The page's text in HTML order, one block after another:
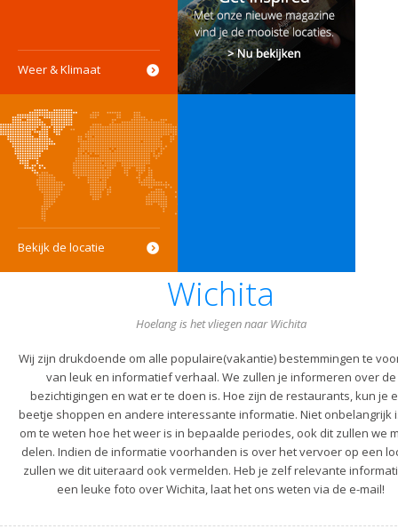
Weer & Klimaat
Bekijk de locatie
Wichita
Hoelang is het vliegen naar Wichita
Wij zijn drukdoende om alle populaire(vakantie) bestemmingen te
van leuk en informatief verhaal. We zullen je informeren over de
bezichtigingen en wat er te doen is. Hoe zijn de restaurants, kun je
beetje shoppen en andere interessante informatie. Niet onbelangrijk
om te weten hoe het weer is in bepaalde periodes, ook dit zullen we
delen. Indien de informatie voorhanden is over het vervoer op een
zullen we dit uiteraard ook vermelden. Heb je zelf relevante
een leuke foto over Wichita, laat het ons weten via de e-mail!